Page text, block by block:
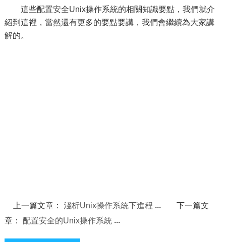
這些配置安全Unix操作系統的相關知識要點，我們就介
紹到這裡，當然還有更多的要點要講，我們會繼續為大家講
解的。
上一篇文章：淺析Unix操作系統下進程
下一篇文
章： 配置安全的Unix操作系統